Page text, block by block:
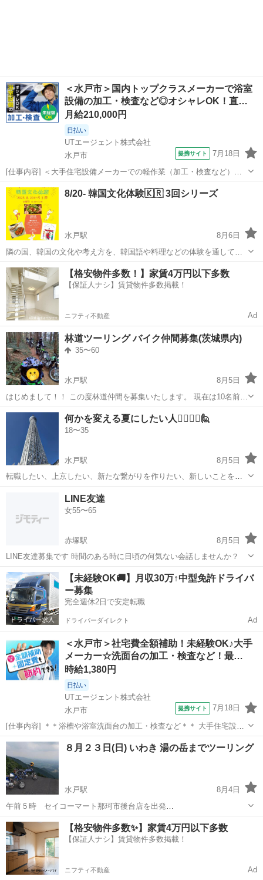
＜水戸市＞国内トップクラスメーカーで浴室
設備の加工・検査など◎オシャレOK！直…
月給210,000円
日払い
UTエージェント株式会社
水戸市
提携サイト 7月18日
[仕事内容] ＜大手住宅設備メーカーでの軽作業（加工・検査など）＞
浴槽や浴室洗面台などの製造をおこなっています！ UT先輩社員40名以
上！ ほとんどが未経験からのスタートです！ 大手メーカーへの転籍支
援制度＆実績あり★...
茨城 水戸市 工場
8/20- 韓国文化体験🇰🇷 3回シリーズ
水戸駅
8月6日
隣の国、韓国の文化や考え方を、韓国語や料理などの体験を通して学
んでいきます。知ってるようで、知らない隣の国や人と、心を通わせ
てみましょう♪ ご予定の合わない方は、メッセージか電話でご相談く
ださい🤗
茨城 水戸市 水戸駅 友達
【格安物件多数！】家賃4万円以下多数
【保証人ナシ】賃貸物件多数掲載！
ニフティ不動産 Ad
林道ツーリング バイク仲間募集(茨城県内)
35〜60
水戸駅
8月5日
はじめまして！！ この度林道仲間を募集いたします。 現在は10名前後
の仲間達と月一程度で茨城県内の林道を探し楽しんでおります ほとん
どの林道は走破したと思います！？ 当メンバーは県北〜県南と広範囲
な所より集っていただいており...
茨城 水戸市 水戸駅 ツーリング
何かを変える夏にしたい人🙋‍♂️🙋‍♀️🙋
18〜35
水戸駅
8月5日
転職したい、上京したい、新たな繋がりを作りたい、新しいことを始
めたい、趣味友作りたいなど今までと何かを変える夏にしたい人と繋
がりたいです。 いろんな話ししましょう😄
水戸駅
LINE友達
女55〜65
赤塚駅
8月5日
LINE友達募集です 時間のある時に日頃の何気ない会話しませんか？
茨城 水戸市 赤塚駅 その他
【未経験OK🚚】月収30万↑中型免許ドライバ
ー募集
完全週休2日で安定転職
ドライバーダイレクト Ad
＜水戸市＞社宅費全額補助！未経験OK♪大手
メーカー☆洗面台の加工・検査など！最…
時給1,380円
日払い
UTエージェント株式会社
水戸市
提携サイト 7月18日
[仕事内容] ＊＊浴槽や浴室洗面台の加工・検査など＊＊ 大手住宅設備
メーカーでのお仕事！ ☆未経験OK♪ 丁寧な研修で安心のスタート！
＜具体的には…＞ ■材料の準備 ■切断・投入 ■カッターを使用して既
定の大きさに...
茨城 水戸市 工場
８月２３日(日) いわき 湯の岳までツーリング
水戸駅
8月4日
午前５時 セイコーマート那珂市後台店を出発
https://maps.app.goo.gl/HcVTr4N5bzuGDvtj7?g_st=ac 午前５時５０分
ごろ 道の駅さとみに到着 休憩 https://maps.app...
茨城 水戸市 水戸駅 ツーリング
【格安物件多数✨】家賃4万円以下多数
【保証人ナシ】賃貸物件多数掲載！
ニフティ不動産 Ad